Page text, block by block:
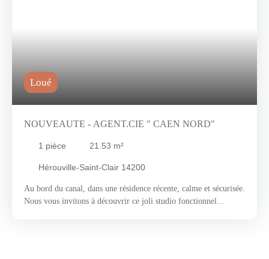
Loué
NOUVEAUTE - AGENT.CIE " CAEN NORD"
1 pièce 21.53 m²
Hérouville-Saint-Clair 14200
Au bord du canal, dans une résidence récente, calme et sécurisée.
Nous vous invitons à découvrir ce joli studio fonctionnel